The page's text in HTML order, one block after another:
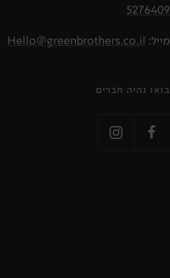
5276409
מייל: Hello@greenbrothers.co.il
בואו נהיה חברים